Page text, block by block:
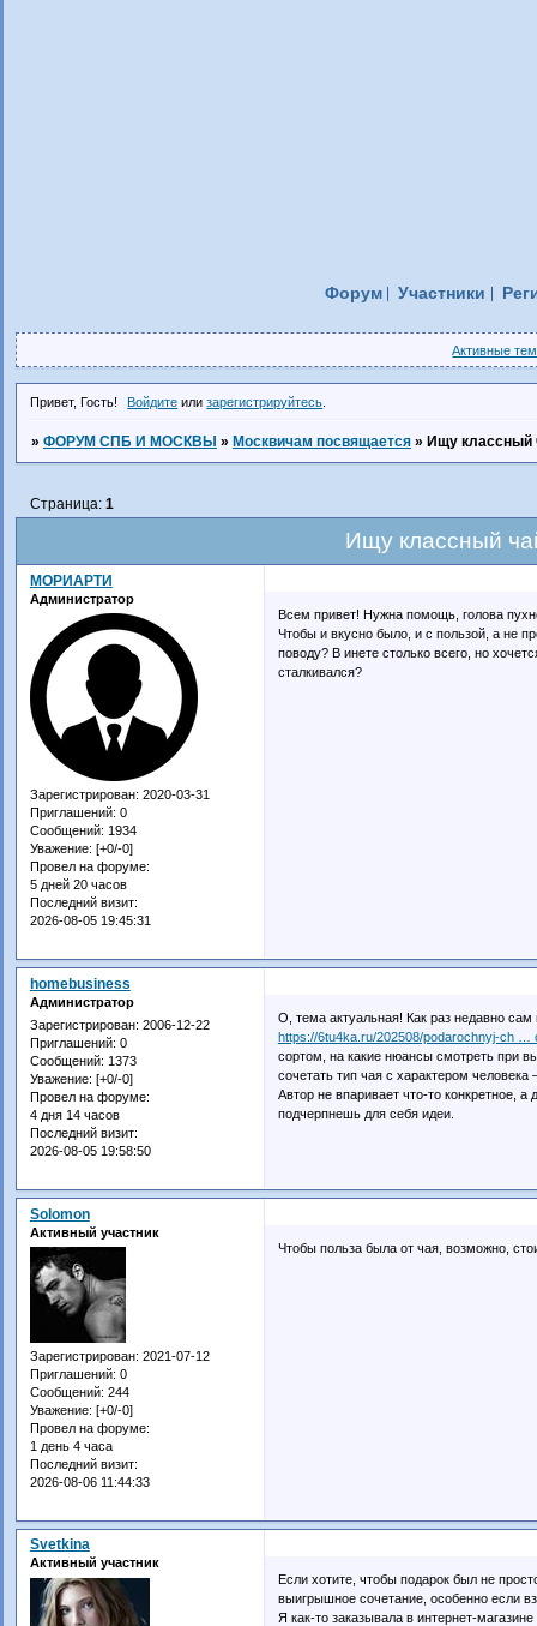
Форум Участники
Активные
Привет, Гость! Войдите илизарегистрируйтесь
» ФОРУМ СПБ И МОСКВЫ » Москвичам посвящается » Ищу классный
Ищу классный
Страница: 1
МОРИАРТИ
Администратор
Зарегистрирован: 2020-03-31
Приглашений: 0
Сообщений: 1934
Уважение: [+0/-0]
Провел на форуме:
5 дней 20 часов
Последний визит:
2026-08-05 19:45:31
Всем привет! Нужна помощь, голова
Чтобы и вкусно было, и с пользой, а не
поводу? В инете столько всего, но
сталкивался?
homebusiness
Администратор
Зарегистрирован: 2006-12-22
Приглашений: 0
Сообщений: 1373
Уважение: [+0/-0]
Провел на форуме:
4 дня 14 часов
Последний визит:
2026-08-05 19:58:50
О, тема актуальная! Как раз недавно
https://6tu4ka.ru/202508/podarochnyj-ch …
сортом, на какие нюансы смотреть при
сочетать тип чая с характером
Автор не впаривает что-то конкретное,
подчерпнешь для себя идеи.
Solomon
Активный участник
Зарегистрирован: 2021-07-12
Приглашений: 0
Сообщений: 244
Уважение: [+0/-0]
Провел на форуме:
1 день 4 часа
Последний визит:
2026-08-06 11:44:33
Чтобы польза была от чая, возможно,
Svetkina
Активный участник
Если хотите, чтобы подарок был не
выигрышное сочетание, особенно если
Я как-то заказывала в интернет-